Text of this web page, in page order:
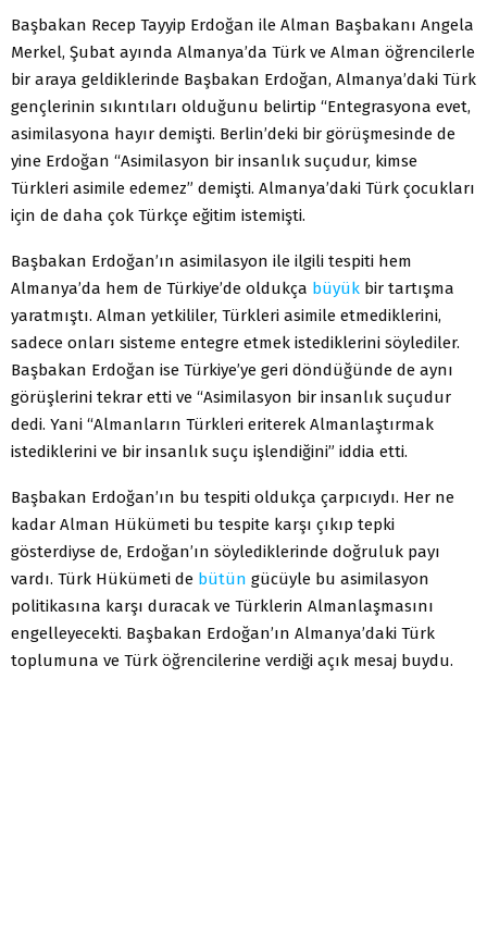
Başbakan Recep Tayyip Erdoğan ile Alman Başbakanı Angela
Merkel, Şubat ayında Almanya’da Türk ve Alman öğrencilerle
bir araya geldiklerinde Başbakan Erdoğan, Almanya’daki Türk
gençlerinin sıkıntıları olduğunu belirtip “Entegrasyona evet,
asimilasyona hayır demişti. Berlin’deki bir görüşmesinde de
yine Erdoğan “Asimilasyon bir insanlık suçudur, kimse
Türkleri asimile edemez” demişti. Almanya’daki Türk çocukları
için de daha çok Türkçe eğitim istemişti.
Başbakan Erdoğan’ın asimilasyon ile ilgili tespiti hem
Almanya’da hem de Türkiye’de oldukça büyük bir tartışma
yaratmıştı. Alman yetkililer, Türkleri asimile etmediklerini,
sadece onları sisteme entegre etmek istediklerini söylediler.
Başbakan Erdoğan ise Türkiye’ye geri döndüğünde de aynı
görüşlerini tekrar etti ve “Asimilasyon bir insanlık suçudur
dedi. Yani “Almanların Türkleri eriterek Almanlaştırmak
istediklerini ve bir insanlık suçu işlendiğini” iddia etti.
Başbakan Erdoğan’ın bu tespiti oldukça çarpıcıydı. Her ne
kadar Alman Hükümeti bu tespite karşı çıkıp tepki
gösterdiyse de, Erdoğan’ın söylediklerinde doğruluk payı
vardı. Türk Hükümeti de bütün gücüyle bu asimilasyon
politikasına karşı duracak ve Türklerin Almanlaşmasını
engelleyecekti. Başbakan Erdoğan’ın Almanya’daki Türk
toplumuna ve Türk öğrencilerine verdiği açık mesaj buydu.